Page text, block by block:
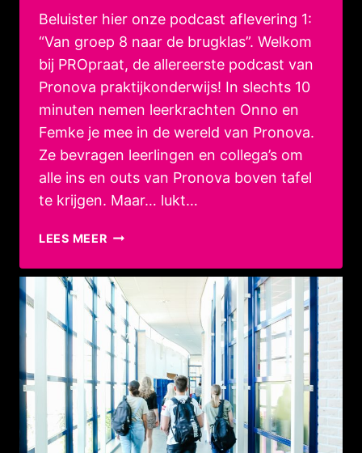
Beluister hier onze podcast aflevering 1:
“Van groep 8 naar de brugklas”. Welkom
bij PROpraat, de allereerste podcast van
Pronova praktijkonderwijs! In slechts 10
minuten nemen leerkrachten Onno en
Femke je mee in de wereld van Pronova.
Ze bevragen leerlingen en collega’s om
alle ins en outs van Pronova boven tafel
te krijgen. Maar… lukt…
LEES MEERPROPRAAT,
PODCAST
VAN
PRONOVA